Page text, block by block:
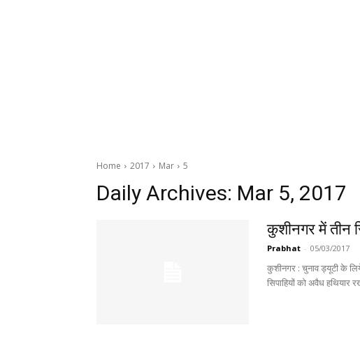
Home 2017 Mar 5
Daily Archives: Mar 5, 2017
कुशीनगर में तीन
Prabhat - 05/03/2017
कुशीनगर : चुनाव ड्यूटी के
सिपाहियों को अवैध हथियार